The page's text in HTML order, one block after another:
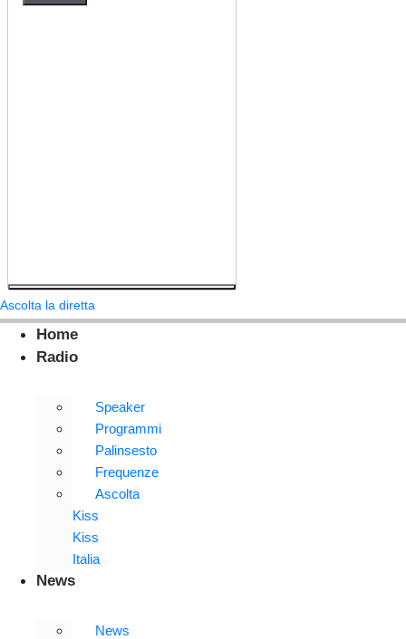
Ascolta la diretta
Home
Radio
Speaker
Programmi
Palinsesto
Frequenze
Ascolta
Kiss
Kiss
Italia
News
News